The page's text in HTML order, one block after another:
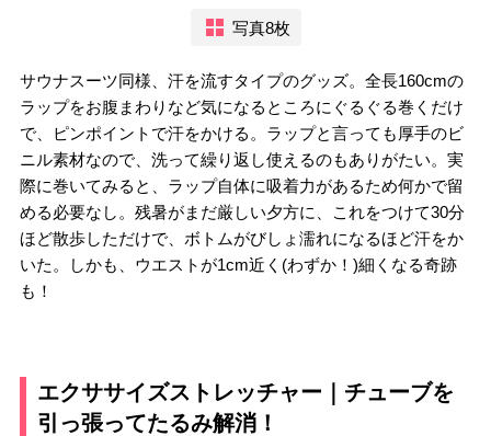
写真8枚
サウナスーツ同様、汗を流すタイプのグッズ。全長160cmの
ラップをお腹まわりなど気になるところにぐるぐる巻くだけ
で、ピンポイントで汗をかける。ラップと言っても厚手のビ
ニル素材なので、洗って繰り返し使えるのもありがたい。実
際に巻いてみると、ラップ自体に吸着力があるため何かで留
める必要なし。残暑がまだ厳しい夕方に、これをつけて30分
ほど散歩しただけで、ボトムがびしょ濡れになるほど汗をか
いた。しかも、ウエストが1cm近く(わずか！)細くなる奇跡
も！
エクササイズストレッチャー｜チューブを
引っ張ってたるみ解消！